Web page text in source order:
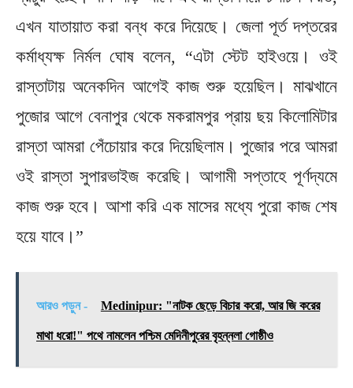
এখন যাতায়াত করা বন্ধ করে দিয়েছে। জেলা পূর্ত দপ্তরের
কর্মাধ্যক্ষ নির্মল ঘোষ বলেন, “এটা স্টেট হাইওয়ে। ওই
রাস্তাটায় অনেকদিন আগেই কাজ শুরু হয়েছিল। মাঝখানে
পুজোর আগে বেনাপুর থেকে মকরামপুর প্রায় ছয় কিলোমিটার
রাস্তা আমরা পেঁচোয়ার করে দিয়েছিলাম। পুজোর পরে আমরা
ওই রাস্তা সুপারভাইজ করেছি। আগামী সপ্তাহে পূর্ণদ্যমে
কাজ শুরু হবে। আশা করি এক মাসের মধ্যে পুরো কাজ শেষ
হয়ে যাবে।”
আরও পড়ুন - Medinipur: "নাটক ছেড়ে বিচার করো, আর জি করের
মাথা ধরো!" পথে নামলেন পশ্চিম মেদিনীপুরের বৃহন্নলা গোষ্ঠীও